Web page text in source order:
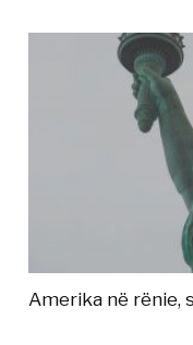
Amerika në rënie,